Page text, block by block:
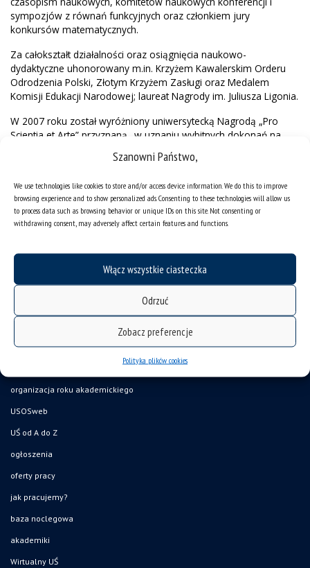
Szanowni Państwo,
We use technologies like cookies to store and/or access device information. We do this to improve
browsing experience and to show personalized ads. Consenting to these technologies will allow us
to process data such as browsing behavior or unique IDs on this site. Not consenting or
withdrawing consent, may adversely affect certain features and functions.
Włącz wszystkie ciasteczka
Odrzuć
Zobacz preferencje
Polityka plików cookies
sympozjów z równań funkcyjnych oraz członkiem jury
konkursów matematycznych.
Za całokształt działalności oraz osiągnięcia naukowo-
dydaktyczne uhonorowany m.in. Krzyżem Kawalerskim Orderu
Odrodzenia Polski, Złotym Krzyżem Zasługi oraz Medalem
Komisji Edukacji Narodowej; laureat Nagrody im. Juliusza Ligonia.
W 2007 roku został wyróżniony uniwersytecką Nagrodą „Pro
Scientia et Arte” przyznaną „w uznaniu wybitnych dokonań na
deklaracja dostępności
organizacja roku akademickiego
USOSweb
UŚ od A do Z
ogłoszenia
oferty pracy
jak pracujemy?
baza noclegowa
akademiki
Wirtualny UŚ